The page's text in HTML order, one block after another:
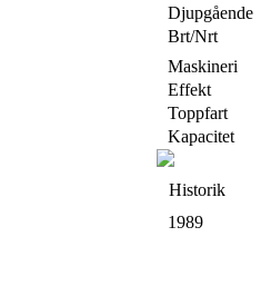
Djupgående
Brt/Nrt
Maskineri
Effekt
Toppfart
Kapacitet
Historik
1989